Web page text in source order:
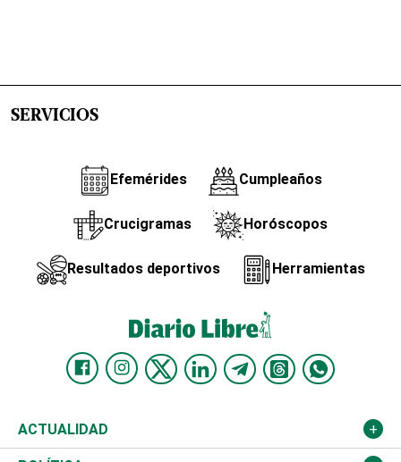
SERVICIOS
Efemérides Cumpleaños
Crucigramas Horóscopos
Resultados deportivos Herramientas
ACTUALIDAD